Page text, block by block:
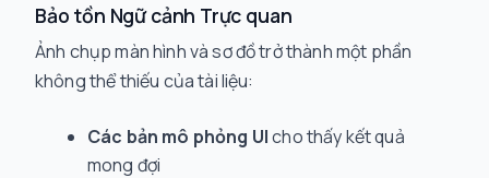
Bảo tồn Ngữ cảnh Trực quan
Ảnh chụp màn hình và sơ đồ trở thành một phần
không thể thiếu của tài liệu:
Các bản mô phỏng UIcho thấy kết quả
mong đợi